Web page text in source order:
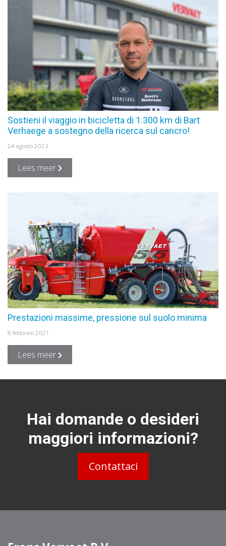
Sostieni il viaggio in bicicletta di 1.300 km di Bart
Verhaege a sostegno della ricerca sul cancro!
24 agosto 2023
Lees meer
Prestazioni massime, pressione sul suolo minima
8 febbraio 2021
Lees meer
Hai domande o desideri
maggiori informazioni?
Contattaci